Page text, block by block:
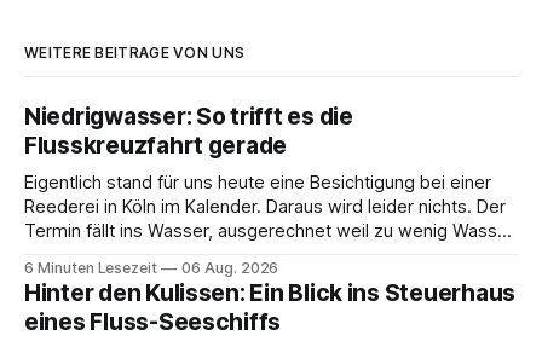
WEITERE BEITRÄGE VON UNS
Niedrigwasser: So trifft es die
Flusskreuzfahrt gerade
Eigentlich stand für uns heute eine Besichtigung bei einer
Reederei in Köln im Kalender. Daraus wird leider nichts. Der
Termin fällt ins Wasser, ausgerechnet weil zu wenig Wasser
und fahren mit Thurgau Travel die Donau hinunter Richtung
Budapest. Auch
6 Minuten Lesezeit 06 Aug. 2026
Hinter den Kulissen: Ein Blick ins Steuerhaus
eines Fluss-Seeschiffs